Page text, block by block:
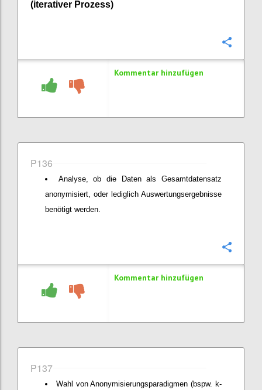
(iterativer Prozess)
Kommentar hinzufügen
P136
Analyse, ob die Daten als Gesamtdatensatz
anonymisiert, oder lediglich Auswertungsergebnisse
benötigt werden.
Kommentar hinzufügen
P137
Wahl von Anonymisierungsparadigmen (bspw. k-